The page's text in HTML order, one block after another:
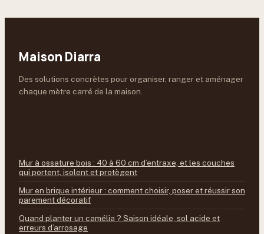
Maison Diarra
Des solutions concrètes pour organiser, ranger et aménager
chaque mètre carré de la maison.
Mur à ossature bois : 40 à 60 cm d’entraxe, et les couches
qui portent, isolent et protègent
Mur en brique intérieur : comment choisir, poser et réussir son
parement décoratif
Quand planter un camélia ? Saison idéale, sol acide et
erreurs d’arrosage